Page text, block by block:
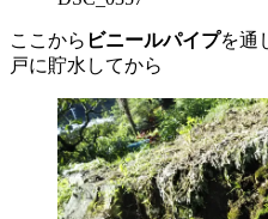
ここから ビニールパイプを通
戸に貯水してから